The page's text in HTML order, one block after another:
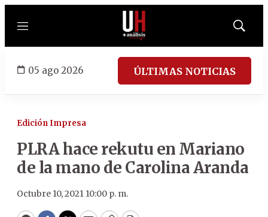
Menú
Mostrar
05 ago 2026 ÚLTIMAS NOTICIAS
Edición Impresa
PLRA hace rekutu en Mariano
de la mano de Carolina Aranda
Octubre 10, 2021 10:00 p. m.